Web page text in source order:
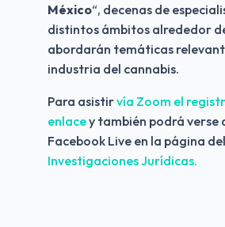
México“, decenas de
distintos ámbitos alrededor
abordarán temáticas
industria del cannabis.
Para asistir vía Zoom el
enlace y también podrá verse
Facebook Live en la página del
Investigaciones Jurídicas.